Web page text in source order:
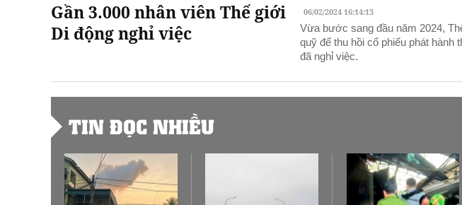
Gần 3.000 nhân viên Thế giới
Di động nghỉ việc
06/02/2024 16:14:13
Vừa bước sang đầu năm 2024,
quỹ để thu hồi cổ phiếu phát
đã nghỉ việc.
TIN ĐỌC NHIỀU